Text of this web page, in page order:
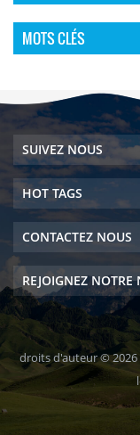
MOTS CLÉS
SUIVEZ NOUS
HOT TAGS
CONTACTEZ NOUS
REJOIGNEZ NOTRE
droits d'auteur © 2026